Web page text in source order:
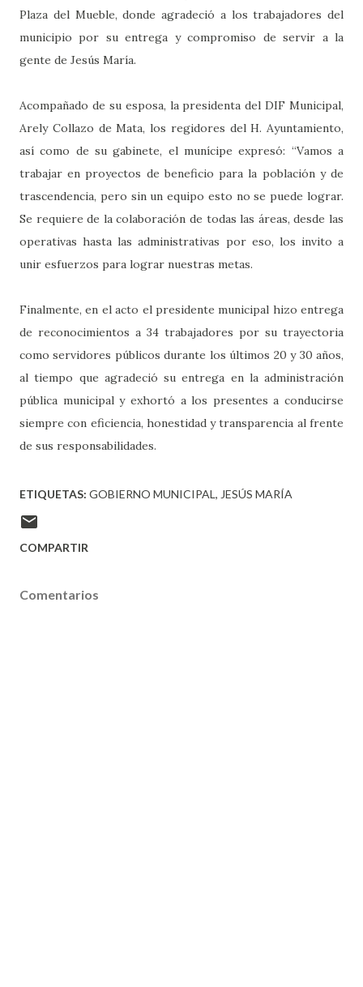
Plaza del Mueble, donde agradeció a los trabajadores del
municipio por su entrega y compromiso de servir a la
gente de Jesús María.
Acompañado de su esposa, la presidenta del DIF Municipal,
Arely Collazo de Mata, los regidores del H. Ayuntamiento,
así como de su gabinete, el munícipe expresó: “Vamos a
trabajar en proyectos de beneficio para la población y de
trascendencia, pero sin un equipo esto no se puede lograr.
Se requiere de la colaboración de todas las áreas, desde las
operativas hasta las administrativas por eso, los invito a
unir esfuerzos para lograr nuestras metas.
Finalmente, en el acto el presidente municipal hizo entrega
de reconocimientos a 34 trabajadores por su trayectoria
como servidores públicos durante los últimos 20 y 30 años,
al tiempo que agradeció su entrega en la administración
pública municipal y exhortó a los presentes a conducirse
siempre con eficiencia, honestidad y transparencia al frente
de sus responsabilidades.
ETIQUETAS: GOBIERNO MUNICIPAL JESÚS MARÍA
COMPARTIR
Comentarios